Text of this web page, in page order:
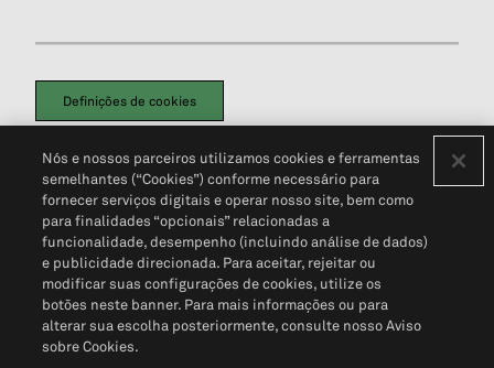
Definições de cookies
Política de PrivacidadePortal de privacidade do cliente (em inglês)
Não Venda Minhas Informações Pessoais© 2026 S&P Global
Nós e nossos parceiros utilizamos cookies e ferramentas
semelhantes (“Cookies”) conforme necessário para
fornecer serviços digitais e operar nosso site, bem como
para finalidades “opcionais” relacionadas a
funcionalidade, desempenho (incluindo análise de dados)
e publicidade direcionada. Para aceitar, rejeitar ou
modificar suas configurações de cookies, utilize os
botões neste banner. Para mais informações ou para
alterar sua escolha posteriormente, consulte nosso Aviso
sobre Cookies.